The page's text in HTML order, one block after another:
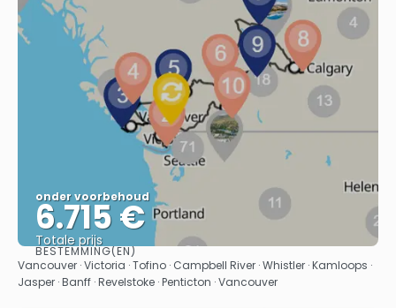
onder voorbehoud
6.715 €
Totale prijs
Bekijk
BESTEMMING(EN)
Vancouver · Victoria · Tofino · Campbell River · Whistler · Kamloops ·
Jasper · Banff · Revelstoke · Penticton · Vancouver